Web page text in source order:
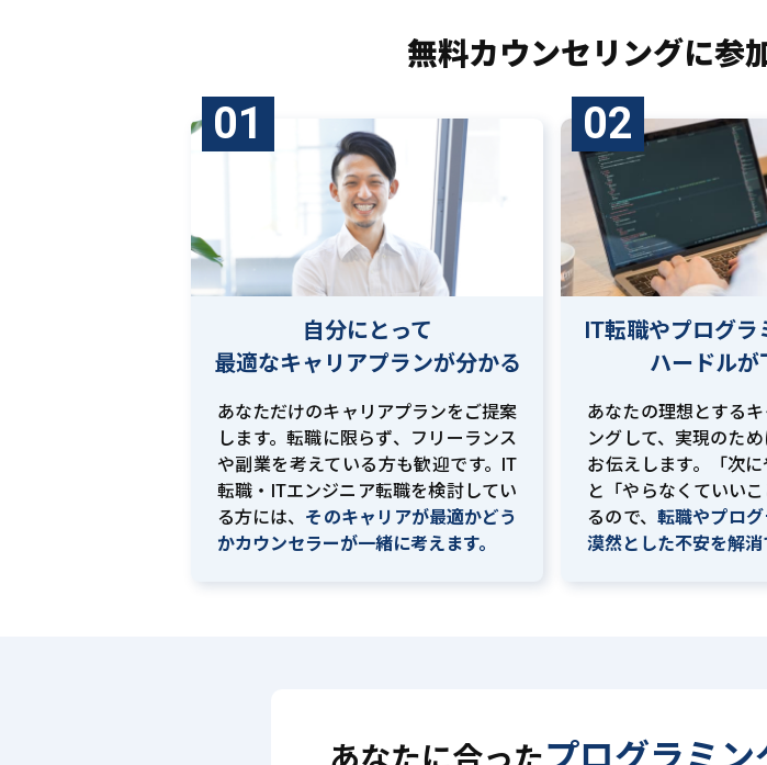
無料カウンセリングに参
01
自分にとって
最適なキャリアプランが分かる
あなただけのキャリアプランをご提案
します。転職に限らず、フリーランス
や副業を考えている方も歓迎です。IT
転職・ITエンジニア転職を検討してい
る方には、 そのキャリアが最適かどう
かカウンセラーが一緒に考えます。
02
IT転職やプログラ
ハードルが
あなたの理想とする
ングして、実現のた
お伝えします。「次に
と「やらなくていい
るので、 転職やプロ
漠然とした不安を解消